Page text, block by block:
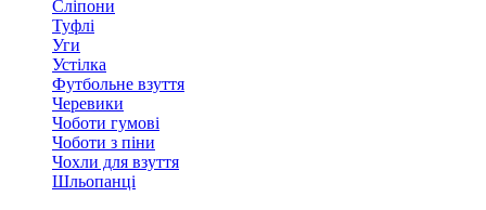
Сліпони
Туфлі
Уги
Устілка
Футбольне взуття
Черевики
Чоботи гумові
Чоботи з піни
Чохли для взуття
Шльопанці